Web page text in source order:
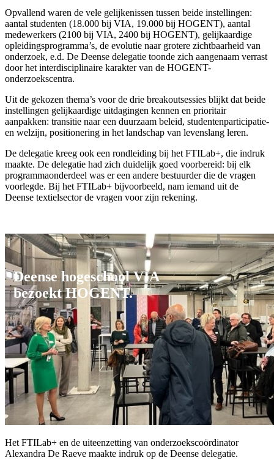
Deense hogeschool VIA
bezoekt HOGENT.
Opvallend waren de vele gelijkenissen tussen beide instellingen:
aantal studenten (18.000 bij VIA, 19.000 bij HOGENT), aantal
medewerkers (2100 bij VIA, 2400 bij HOGENT), gelijkaardige
opleidingsprogramma’s, de evolutie naar grotere zichtbaarheid van
onderzoek, e.d. De Deense delegatie toonde zich aangenaam verrast
door het interdisciplinaire karakter van de HOGENT-
onderzoekscentra.
Uit de gekozen thema’s voor de drie breakoutsessies blijkt dat beide
instellingen gelijkaardige uitdagingen kennen en prioritair
aanpakken: transitie naar een duurzaam beleid, studentenparticipatie-
en welzijn, positionering in het landschap van levenslang leren.
De delegatie kreeg ook een rondleiding bij het FTILab+, die indruk
maakte. De delegatie had zich duidelijk goed voorbereid: bij elk
programmaonderdeel was er een andere bestuurder die de vragen
voorlegde. Bij het FTILab+ bijvoorbeeld, nam iemand uit de
Deense textielsector de vragen voor zijn rekening.
Het FTILab+ en de uiteenzetting van onderzoekscoördinator
Alexandra De Raeve maakte indruk op de Deense delegatie.